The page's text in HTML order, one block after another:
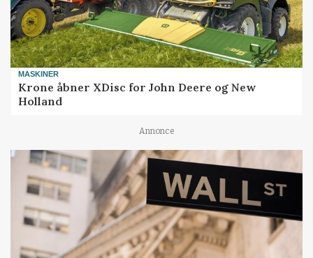
MASKINER
Krone åbner XDisc for John Deere og New
Holland
Annonce